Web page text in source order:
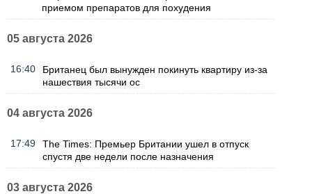
приемом препаратов для похудения
05 августа 2026
16:40
Британец был вынужден покинуть квартиру из-за
нашествия тысячи ос
04 августа 2026
17:49
The Times: Премьер Британии ушел в отпуск
спустя две недели после назначения
03 августа 2026